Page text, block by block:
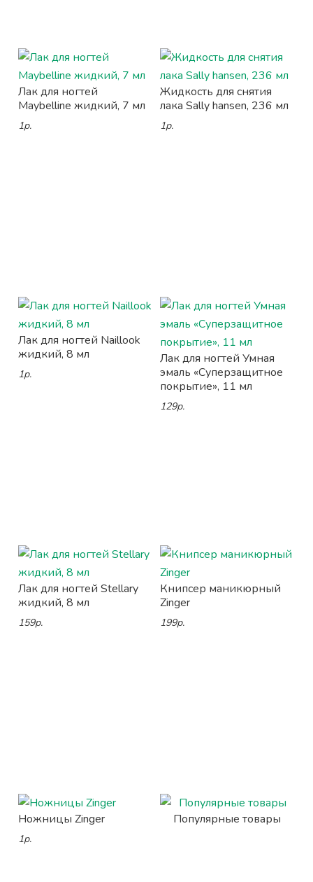
Лак для ногтей
Maybelline жидкий, 7 мл
1р.
Жидкость для снятия
лака Sally hansen, 236 мл
1р.
Лак для ногтей Naillook
жидкий, 8 мл
1р.
Лак для ногтей Умная
эмаль «Суперзащитное
покрытие», 11 мл
129р.
Лак для ногтей Stellary
жидкий, 8 мл
159р.
Книпсер маникюрный
Zinger
199р.
Ножницы Zinger
1р.
Популярные товары